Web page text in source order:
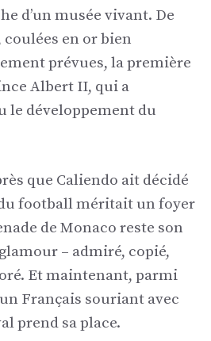
d’un musée vivant. De
en or bien
prévues, la première
Albert II, qui a
le développement du
que Caliendo ait décidé
football méritait un foyer
de Monaco reste son
– admiré, copié,
Et maintenant, parmi
Français souriant avec
prend sa place.